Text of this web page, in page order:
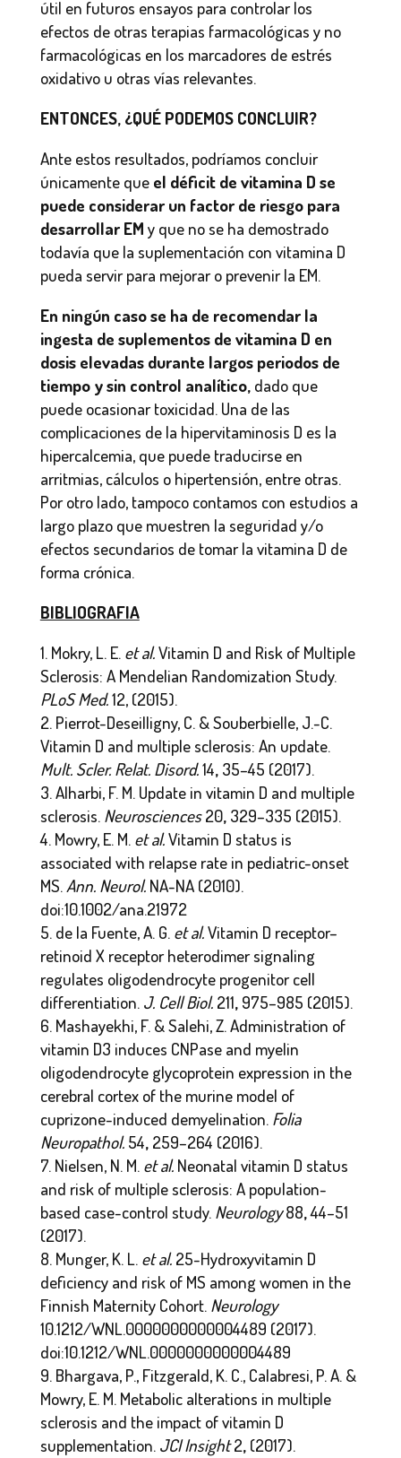
útil en futuros ensayos para controlar los
efectos de otras terapias farmacológicas y no
farmacológicas en los marcadores de estrés
oxidativo u otras vías relevantes.
ENTONCES, ¿QUÉ PODEMOS CONCLUIR?
Ante estos resultados, podríamos concluir
únicamente que el déficit de vitamina D se
puede considerar un factor de riesgo para
desarrollar EM y que no se ha demostrado
todavía que la suplementación con vitamina D
pueda servir para mejorar o prevenir la EM.
En ningún caso se ha de recomendar la
ingesta de suplementos de vitamina D en
dosis elevadas durante largos periodos de
tiempo y sin control analítico,dado que
puede ocasionar toxicidad. Una de las
complicaciones de la hipervitaminosis D es la
hipercalcemia, que puede traducirse en
arritmias, cálculos o hipertensión, entre otras.
Por otro lado, tampoco contamos con estudios a
largo plazo que muestren la seguridad y/o
efectos secundarios de tomar la vitamina D de
forma crónica.
BIBLIOGRAFIA
Mokry, L. E. et al.Vitamin D and Risk of Multiple
Sclerosis: A Mendelian Randomization Study.
PLoS Med.12, (2015).
Pierrot-Deseilligny, C. & Souberbielle, J.-C.
Vitamin D and multiple sclerosis: An update.
Mult. Scler. Relat. Disord.14,35–45 (2017).
Alharbi, F. M. Update in vitamin D and multiple
sclerosis. Neurosciences20,329–335 (2015).
Mowry, E. M. et al.Vitamin D status is
associated with relapse rate in pediatric-onset
MS.Ann. Neurol.NA-NA (2010).
doi:10.1002/ana.21972
de la Fuente, A. G. et al.Vitamin D receptor–
retinoid X receptor heterodimer signaling
regulates oligodendrocyte progenitor cell
differentiation. J. Cell Biol.211,975–985 (2015).
Mashayekhi, F. & Salehi, Z. Administration of
vitamin D3 induces CNPase and myelin
oligodendrocyte glycoprotein expression in the
cerebral cortex of the murine model of
cuprizone-induced demyelination. Folia
Neuropathol.54,259–264 (2016).
Nielsen, N. M. et al.Neonatal vitamin D status
and risk of multiple sclerosis: A population-
based case-control study. Neurology88,44–51
(2017).
Munger, K. L. et al.25-Hydroxyvitamin D
deficiency and risk of MS among women in the
Finnish Maternity Cohort. Neurology
10.1212/WNL.0000000000004489 (2017).
doi:10.1212/WNL.0000000000004489
Bhargava, P., Fitzgerald, K. C., Calabresi, P. A. &
Mowry, E. M. Metabolic alterations in multiple
sclerosis and the impact of vitamin D
supplementation. JCI Insight2,(2017).